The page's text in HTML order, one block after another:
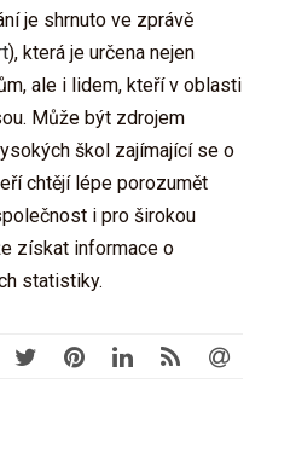
je shrnuto ve zprávě
), která je určena nejen
ale i lidem, kteří v oblasti
Může být zdrojem
škol zajímající se o
chtějí lépe porozumět
i pro širokou
získat informace o
statistiky.